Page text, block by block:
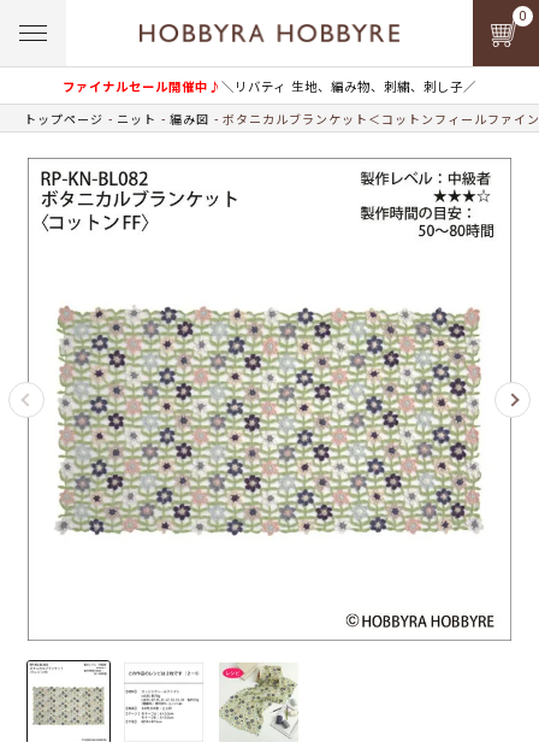
ファイナルセール開催中♪＼リバティ 生地、編み物、刺繍、刺し子／
0
トップページ ニット 編み図 ボタニカルブランケット＜コットンフィールファイ